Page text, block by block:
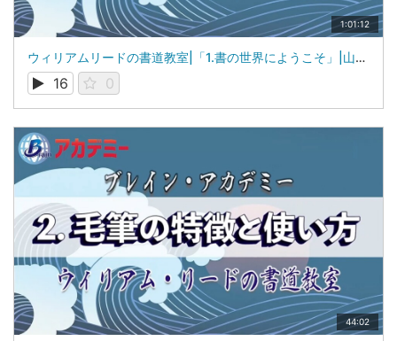
1:01:12
ウィリアムリードの書道教室|「1.書の世界にようこそ」|山梨学院大学 国際リベラルアーツ学部（iCLA）教授 ウィリアム・リード
16 0
44:02